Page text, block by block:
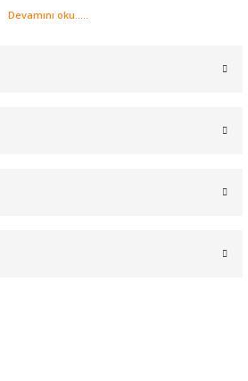
Devamını oku.....